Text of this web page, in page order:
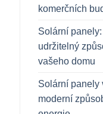
komerčních
Solární
udržitelný
vašeho domu
Solární panely
moderní